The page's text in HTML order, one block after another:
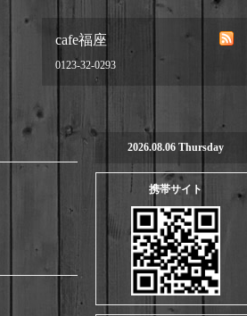
cafe福座
0123-32-0293
2026.08.06 Thursday
携帯サイト